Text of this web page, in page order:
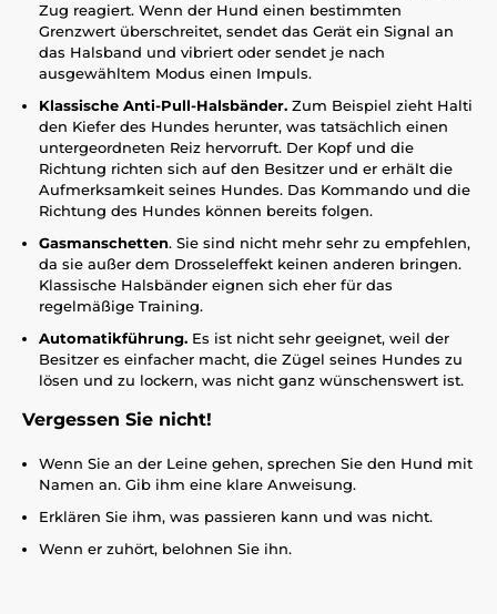
Zug reagiert. Wenn der Hund einen bestimmten
Grenzwert überschreitet, sendet das Gerät ein Signal an
das Halsband und vibriert oder sendet je nach
ausgewähltem Modus einen Impuls.
Klassische Anti-Pull-Halsbänder. Zum Beispiel zieht Halti
den Kiefer des Hundes herunter, was tatsächlich einen
untergeordneten Reiz hervorruft. Der Kopf und die
Richtung richten sich auf den Besitzer und er erhält die
Aufmerksamkeit seines Hundes. Das Kommando und die
Richtung des Hundes können bereits folgen.
Gasmanschetten. Sie sind nicht mehr sehr zu empfehlen,
da sie außer dem Drosseleffekt keinen anderen bringen.
Klassische Halsbänder eignen sich eher für das
regelmäßige Training.
Automatikführung. Es ist nicht sehr geeignet, weil der
Besitzer es einfacher macht, die Zügel seines Hundes zu
lösen und zu lockern, was nicht ganz wünschenswert ist.
Vergessen Sie nicht!
Wenn Sie an der Leine gehen, sprechen Sie den Hund mit
Namen an. Gib ihm eine klare Anweisung.
Erklären Sie ihm, was passieren kann und was nicht.
Wenn er zuhört, belohnen Sie ihn.